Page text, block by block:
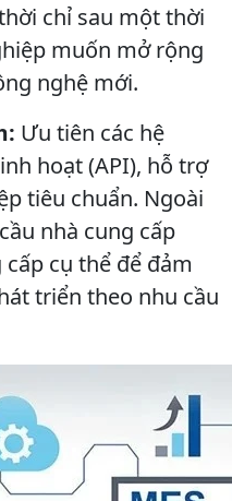
chỉ sau một thời
muốn mở rộng
nghệ mới.
Ưu tiên các hệ
hoạt (API), hỗ trợ
tiêu chuẩn. Ngoài
nhà cung cấp
cụ thể để đảm
triển theo nhu cầu